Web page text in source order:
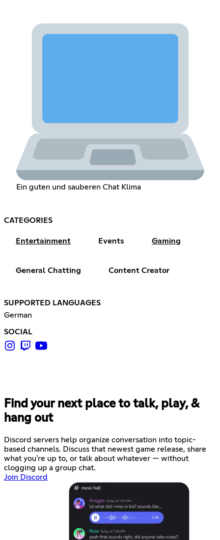
Ein guten und sauberen Chat Klima
CATEGORIES
Entertainment Events Gaming
General Chatting Content Creator
SUPPORTED LANGUAGES
German
SOCIAL
Find your next place to talk, play, &
hang out
Discord servers help organize conversation into topic-
based channels. Discuss that newest game release, share
what you're up to, or talk about whatever — without
clogging up a group chat.
Join Discord